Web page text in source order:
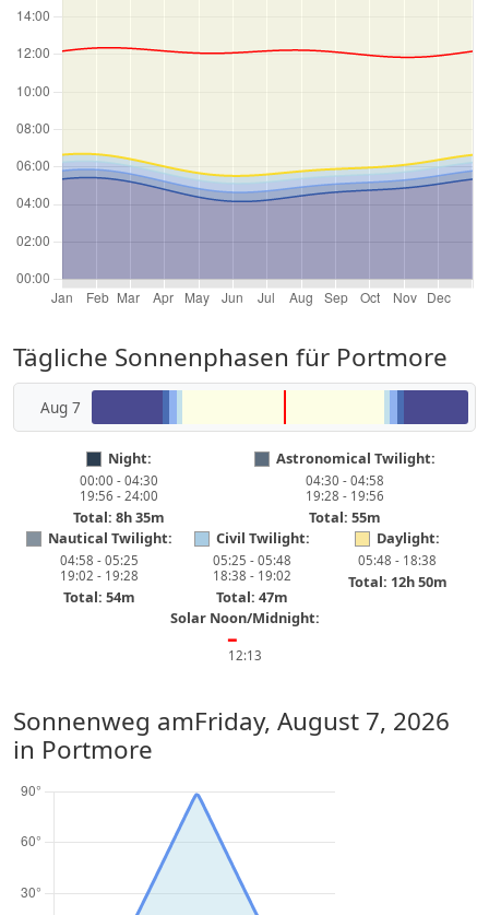
Tägliche Sonnenphasen für Portmore
Aug 7
Night:
00:00 - 04:30
19:56 - 24:00
Total: 8h 35m
Astronomical Twilight:
04:30 - 04:58
19:28 - 19:56
Total: 55m
Nautical Twilight:
04:58 - 05:25
19:02 - 19:28
Total: 54m
Civil Twilight:
05:25 - 05:48
18:38 - 19:02
Total: 47m
Daylight:
05:48 - 18:38
Total: 12h 50m
Solar Noon/Midnight:
━
12:13
Sonnenweg amFriday, August 7, 2026
in Portmore